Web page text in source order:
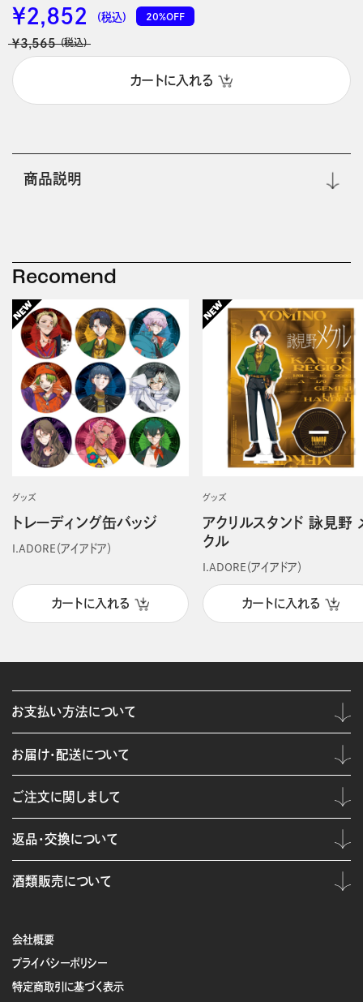
20%OFF
￥2,852 (税込)
￥3,565 (税込)
カートに入れる
商品説明
Recomend
グッズ
トレーディング缶バッジ
I.ADORE（アイアドア）
カートに入れる
グッズ
アクリルスタンド 詠見野
クル
I.ADORE（アイアドア）
カートに入れる
会社概要
プライバシーポリシー
特定商取引に基づく表示
お支払い方法について
お届け・配送について
ご注文に関しまして
返品・交換について
酒類販売について